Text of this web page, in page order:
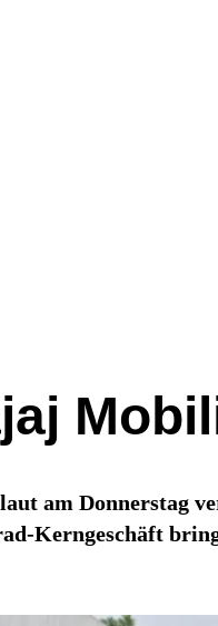
am Donnerstag
Kerngeschäft